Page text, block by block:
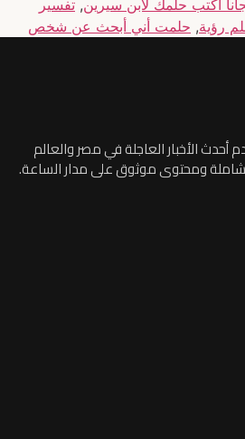
اكتب حلمك لابن سيرين, تفسير
رؤية, حلمت أني أبحث عن شخص
أحدث الأخبار العاجلة في مصر والعالم
شاملة ومحتوى موثوق على مدار الساعة.